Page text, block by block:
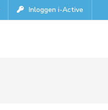
Inloggen i-Active